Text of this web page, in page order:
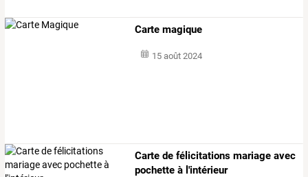
Carte magique
15 août 2024
Carte de félicitations mariage avec
pochette à l'intérieur